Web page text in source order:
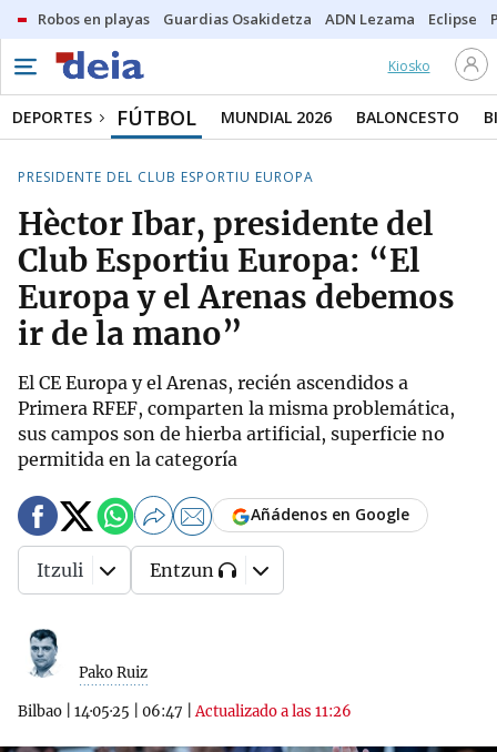
Robos en playas Guardias Osakidetza ADN Lezama Eclipse
Kiosko
DEPORTES FÚTBOL MUNDIAL 2026 BALONCESTO
PRESIDENTE DEL CLUB ESPORTIU EUROPA
Hèctor Ibar, presidente del
Club Esportiu Europa: “El
Europa y el Arenas debemos
ir de la mano”
El CE Europa y el Arenas, recién ascendidos a
Primera RFEF, comparten la misma problemática,
sus campos son de hierba artificial, superficie no
permitida en la categoría
Pako Ruiz
Bilbao 14·05·25 06:47 |Actualizado a las 11:26
Añádenos en Google
Itzuli Entzun